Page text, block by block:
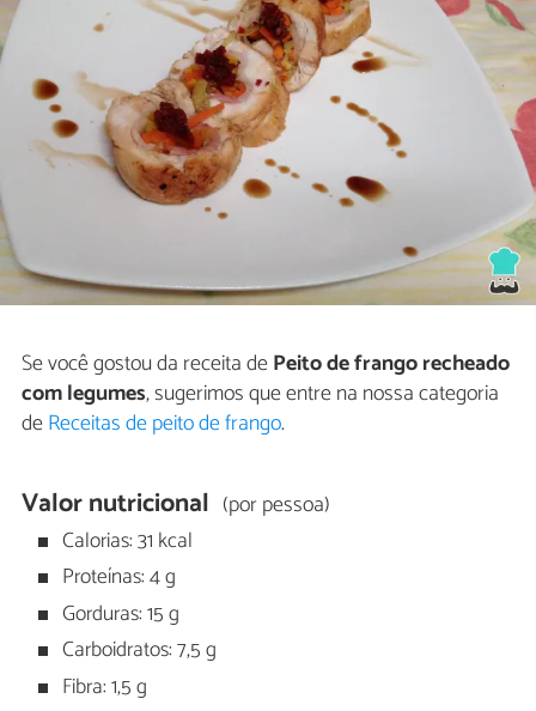
Se você gostou da receita dePeito de frango recheado
com legumes, sugerimos que entre na nossa categoria
deReceitas de peito de frango.
Valor nutricional (por pessoa)
Calorias: 31 kcal
Proteínas: 4 g
Gorduras: 15 g
Carboidratos: 7,5 g
Fibra: 1,5 g